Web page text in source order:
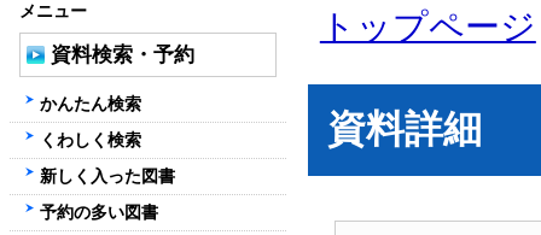
トップページ
資料詳細
メニュー
資料検索・予約
かんたん検索
くわしく検索
新しく入った図書
予約の多い図書